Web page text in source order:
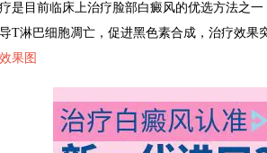
是目前临床上治疗脸部白癜风的优选方法之
T淋巴细胞凋亡，促进黑色素合成，治疗效果
果图